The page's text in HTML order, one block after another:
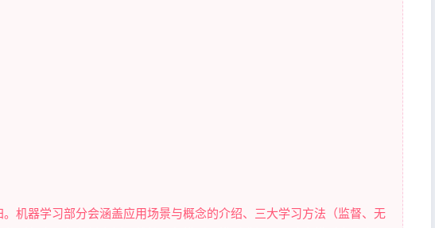
机器学习部分会涵盖应用场景与概念的介绍、三大学习方法（监督、无